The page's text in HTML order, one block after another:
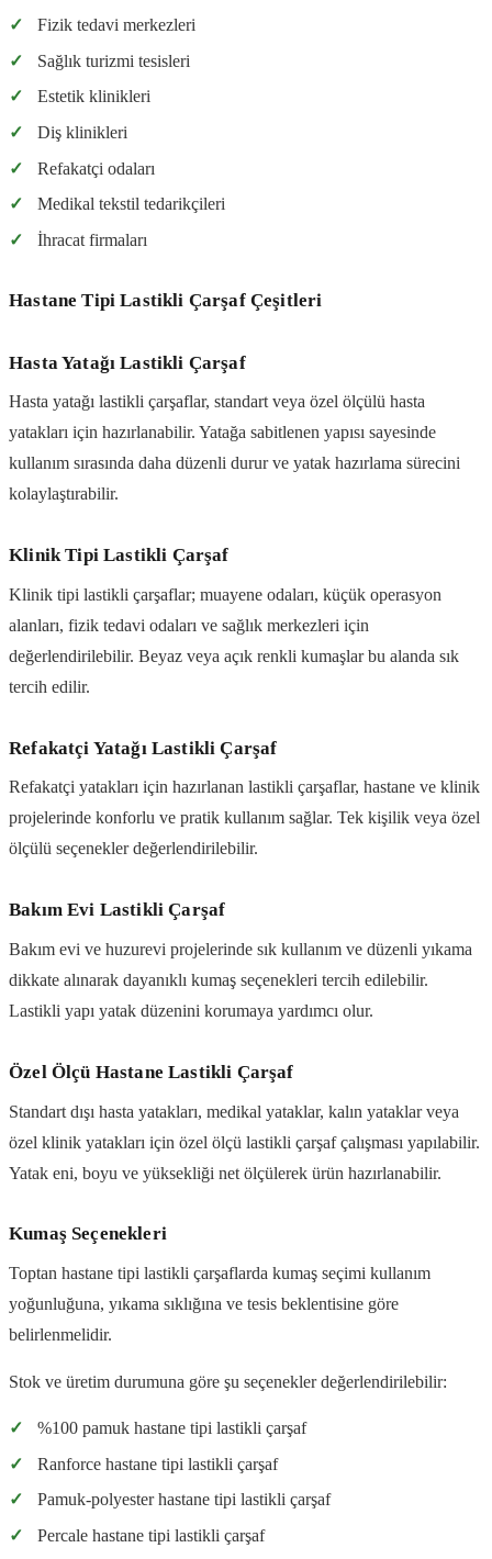
✓
Fizik tedavi merkezleri
✓
Sağlık turizmi tesisleri
✓
Estetik klinikleri
✓
Diş klinikleri
✓
Refakatçi odaları
✓
Medikal tekstil tedarikçileri
✓
İhracat firmaları
Hastane Tipi Lastikli Çarşaf Çeşitleri
Hasta Yatağı Lastikli Çarşaf
Hasta yatağı lastikli çarşaflar, standart veya özel ölçülü hasta
yatakları için hazırlanabilir. Yatağa sabitlenen yapısı sayesinde
kullanım sırasında daha düzenli durur ve yatak hazırlama sürecini
kolaylaştırabilir.
Klinik Tipi Lastikli Çarşaf
Klinik tipi lastikli çarşaflar; muayene odaları, küçük operasyon
alanları, fizik tedavi odaları ve sağlık merkezleri için
değerlendirilebilir. Beyaz veya açık renkli kumaşlar bu alanda sık
tercih edilir.
Refakatçi Yatağı Lastikli Çarşaf
Refakatçi yatakları için hazırlanan lastikli çarşaflar, hastane ve klinik
projelerinde konforlu ve pratik kullanım sağlar. Tek kişilik veya özel
ölçülü seçenekler değerlendirilebilir.
Bakım Evi Lastikli Çarşaf
Bakım evi ve huzurevi projelerinde sık kullanım ve düzenli yıkama
dikkate alınarak dayanıklı kumaş seçenekleri tercih edilebilir.
Lastikli yapı yatak düzenini korumaya yardımcı olur.
Özel Ölçü Hastane Lastikli Çarşaf
Standart dışı hasta yatakları, medikal yataklar, kalın yataklar veya
özel klinik yatakları için özel ölçü lastikli çarşaf çalışması yapılabilir.
Yatak eni, boyu ve yüksekliği net ölçülerek ürün hazırlanabilir.
Kumaş Seçenekleri
Toptan hastane tipi lastikli çarşaflarda kumaş seçimi kullanım
yoğunluğuna, yıkama sıklığına ve tesis beklentisine göre
belirlenmelidir.
Stok ve üretim durumuna göre şu seçenekler değerlendirilebilir:
✓
%100 pamuk hastane tipi lastikli çarşaf
✓
Ranforce hastane tipi lastikli çarşaf
✓
Pamuk-polyester hastane tipi lastikli çarşaf
✓
Percale hastane tipi lastikli çarşaf